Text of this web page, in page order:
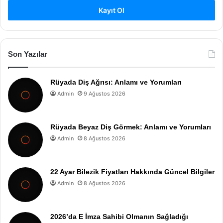
Kayıt Ol
Son Yazılar
Rüyada Diş Ağrısı: Anlamı ve Yorumları
Admin 9 Ağustos 2026
Rüyada Beyaz Diş Görmek: Anlamı ve Yorumları
Admin 8 Ağustos 2026
22 Ayar Bilezik Fiyatları Hakkında Güncel Bilgiler
Admin 8 Ağustos 2026
2026’da E İmza Sahibi Olmanın Sağladığı